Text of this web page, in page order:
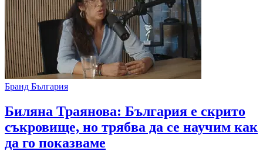
Бранд България
Биляна Траянова: България е скрито
съкровище, но трябва да се научим как
да го показваме